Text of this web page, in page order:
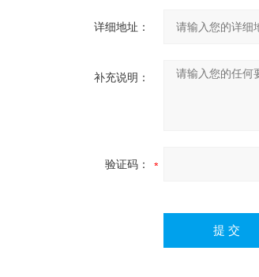
详细地址：
补充说明：
验证码：